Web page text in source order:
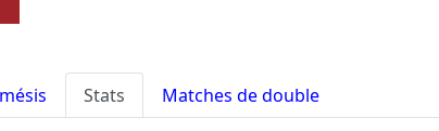
Stats Matches de double